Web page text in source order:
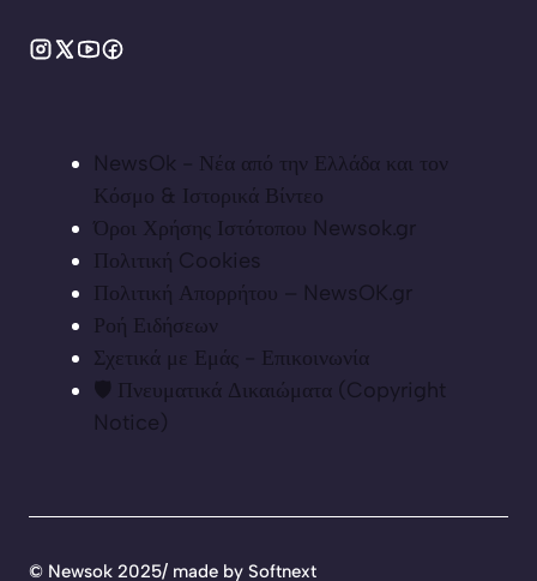
NewsOk - Νέα από την Ελλάδα και τον
Κόσμο & Ιστορικά Βίντεο
Όροι Χρήσης Ιστότοπου Newsok.gr
Πολιτική Cookies
Πολιτική Απορρήτου – NewsOK.gr
Ροή Ειδήσεων
Σχετικά με Εμάς - Επικοινωνία
🛡️ Πνευματικά Δικαιώματα (Copyright
Notice)
© Newsok 2025/ made by Softnext